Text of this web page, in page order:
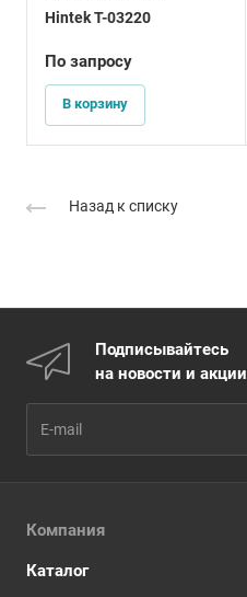
Hintek T-03220
По запросу
В корзину
Назад к списку
Подписывайтесь
на новости и акции
Компания
Каталог